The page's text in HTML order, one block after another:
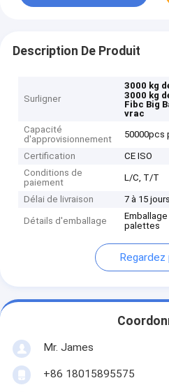
Description De Produit
Surligner
3000 kg
3000 kg
Fibc Big
vrac
Capacité
d'approvisionnement
50000pcs
Certification
CE ISO
Conditions de
paiement
L/C, T/T
Délai de livraison 7 à 15
Détails d'emballage
palettes
Regardez
Mr. James
+86 18015895575